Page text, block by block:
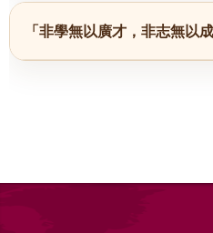
「非學無以廣才，非志無以